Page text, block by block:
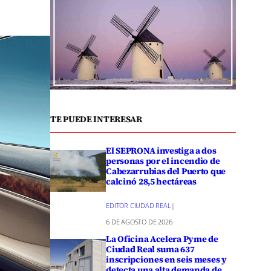
TE PUEDE INTERESAR
El SEPRONA investiga a dos
personas por el incendio de
Cabezarrubias del Puerto que
calcinó 28,5 hectáreas
EDITOR CIUDAD REAL|
6 DE AGOSTO DE 2026
La Oficina Acelera Pyme de
Ciudad Real suma 637
inscripciones en seis meses y